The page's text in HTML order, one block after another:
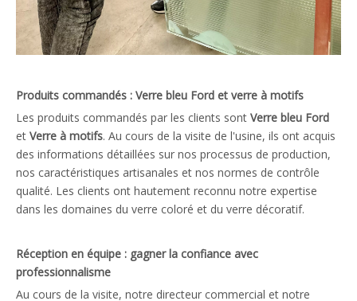
Produits commandés : Verre bleu Ford et verre à motifs
Les produits commandés par les clients sont Verre bleu Ford
et Verre à motifs. Au cours de la visite de l'usine, ils ont acquis
des informations détaillées sur nos processus de production,
nos caractéristiques artisanales et nos normes de contrôle
qualité. Les clients ont hautement reconnu notre expertise
dans les domaines du verre coloré et du verre décoratif.
Réception en équipe : gagner la confiance avec
professionnalisme
Au cours de la visite, notre directeur commercial et notre